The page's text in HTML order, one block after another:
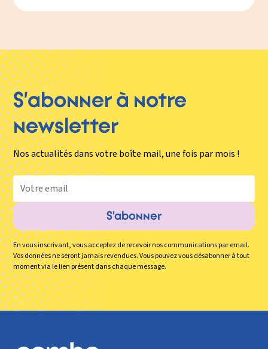
S’abonner à notre
newsletter
Nos actualités dans votre boîte mail, une fois par mois !
En vous inscrivant, vous acceptez de recevoir nos communications par email.
Vos données ne seront jamais revendues. Vous pouvez vous désabonner à tout
moment via le lien présent dans chaque message.